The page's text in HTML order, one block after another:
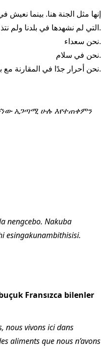
إنها مثل الجنة هنا. بينما
التي لم نشهدها في بلدنا ولم نتذوقها.
نحن سعداء.
نحن في سلام.
نحن أحرار جدًا في المقارنة مع بلدنا.
አጋጣሚ ሁሉ እየተጠቀምን
nengcebo. Nakuba
esingakunambithisisi.
Fransızca bilenler
nous vivons ici dans
aliments que nous n’avons